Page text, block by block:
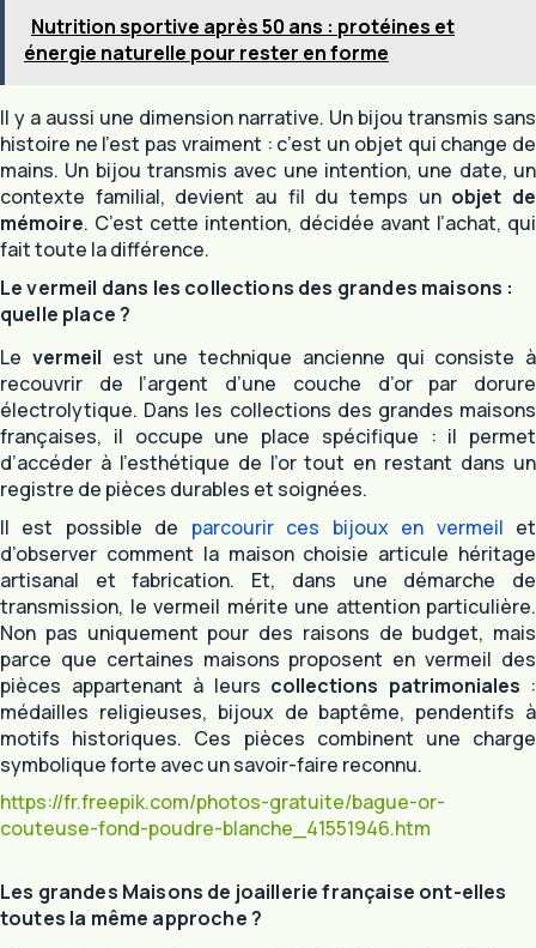
Nutrition sportive après 50 ans : protéines et
énergie naturelle pour rester en forme
Il y a aussi une dimension narrative. Un bijou transmis sans
histoire ne l’est pas vraiment : c’est un objet qui change de
mains. Un bijou transmis avec une intention, une date, un
contexte familial, devient au fil du temps un objet de
mémoire. C’est cette intention, décidée avant l’achat, qui
fait toute la différence.
Le vermeil dans les collections des grandes maisons :
quelle place ?
Le vermeil est une technique ancienne qui consiste à
recouvrir de l’argent d’une couche d’or par dorure
électrolytique. Dans les collections des grandes maisons
françaises, il occupe une place spécifique : il permet
d’accéder à l’esthétique de l’or tout en restant dans un
registre de pièces durables et soignées.
Il est possible de parcourir ces bijoux en vermeil et
d’observer comment la maison choisie articule héritage
artisanal et fabrication. Et, dans une démarche de
transmission, le vermeil mérite une attention particulière.
Non pas uniquement pour des raisons de budget, mais
parce que certaines maisons proposent en vermeil des
pièces appartenant à leurs collections patrimoniales :
médailles religieuses, bijoux de baptême, pendentifs à
motifs historiques. Ces pièces combinent une charge
symbolique forte avec un savoir-faire reconnu.
https://fr.freepik.com/photos-gratuite/bague-or-
couteuse-fond-poudre-blanche_41551946.htm
Les grandes Maisons de joaillerie française ont-elles
toutes la même approche ?